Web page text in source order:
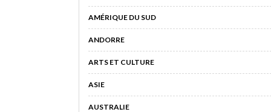
AMÉRIQUE DU SUD
ANDORRE
ARTS ET CULTURE
ASIE
AUSTRALIE